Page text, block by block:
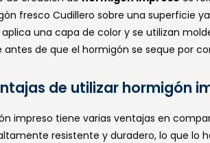
fresco Cudillero sobre una superficie
aplica una capa de color y se utilizan
antes de que el hormigón se seque por
de utilizar hormigón
impreso tiene varias ventajas en
resistente y duradero, lo que lo